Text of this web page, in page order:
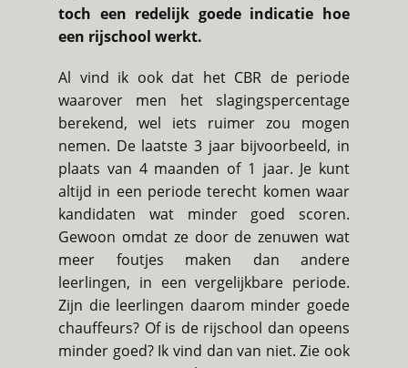
toch een redelijk goede indicatie hoe
een rijschool werkt.
Al vind ik ook dat het CBR de periode
waarover men het slagingspercentage
berekend, wel iets ruimer zou mogen
nemen. De laatste 3 jaar bijvoorbeeld, in
plaats van 4 maanden of 1 jaar. Je kunt
altijd in een periode terecht komen waar
kandidaten wat minder goed scoren.
Gewoon omdat ze door de zenuwen wat
meer foutjes maken dan andere
leerlingen, in een vergelijkbare periode.
Zijn die leerlingen daarom minder goede
chauffeurs? Of is de rijschool dan opeens
minder goed? Ik vind dan van niet. Zie ook